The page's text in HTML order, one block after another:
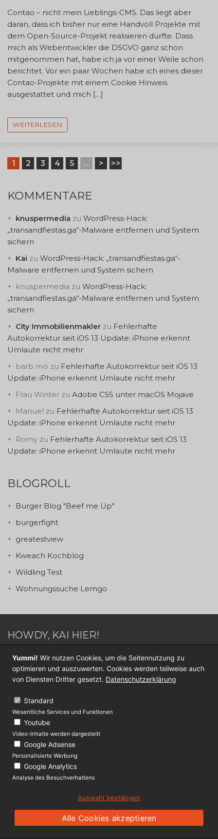
Contao – nicht mein Lieblings-CMS. Das liegt aber
daran, dass ich bisher nur eine Handvoll Projekte mit
dem Open-Source-Projekt realisieren durfte. Dass
mich als Webentwickler die DSGVO ganz schön
mitgenommen hat, habe ich ja vor einer Weile schon
berichtet. Vor ein paar Wochen habe ich eines dieser
Contao-Projekte mit einem Cookie Hinweis
ausgestattet und mich […]
WEITERLESEN
1 2 3 4 5 ... > >>
KOMMENTARE
knuspermedia zu WordPress-Hack:
„transandfiestas.ga“-Malware entfernen und System
sichern
Kai zu WordPress-Hack: „transandfiestas.ga“-
Malware entfernen und System sichern
knuspermedia zu WordPress-Hack:
„transandfiestas.ga“-Malware entfernen und System
sichern
City Immobilienmakler zu Fehlerhafte
Autokorrektur seit iOS 13 Update: iPhone erkennt
Umlaute nicht mehr
barb mö zu Fehlerhafte Autokorrektur seit iOS 13
Update: iPhone erkennt Umlaute nicht mehr
Frau Winter zu Adobe CS5 unter macOS Mojave
Manuel zu Fehlerhafte Autokorrektur seit iOS 13
Update: iPhone erkennt Umlaute nicht mehr
Romy zu Fehlerhafte Autokorrektur seit iOS 13
Update: iPhone erkennt Umlaute nicht mehr
BLOGROLL
Burger Blog "Beef me Up"
burgerfight
greatestview
Kweach Kochblog
Wildling Test
Wohnungssuche Lemgo
HOWDY, KAI HIER!
Webdesigner / Webentwickler - Blogger - Switch
Sportler - Internet Nerd - Medien Junkie -
Werderaner - Papa.
Folge mir jetzt auf
KONTAKT
Über Lolliblog
Datenschutz
Impressum
(c) 2009 - 2019 lolliblog.de
Ein Projekt vonckai.design
Yummi! Wir nutzen Cookies, um die Seitennutzung zu
optimieren und auszuwerten. Cookies werden teilweise auch
von Diensten Dritter gesetzt. Datenschutzerklärung
Standard
Wesentliche Services und Funktionen
Youtube
Video-Inhalte werden dargestellt
Google Adsense
Personalisierte Werbung
Google Analytics
Analyse des Besuchverhaltens
Alle Cookies akzeptieren
Auswahl bestätigen